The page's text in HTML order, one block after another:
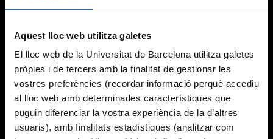
Aquest lloc web utilitza galetes
El lloc web de la Universitat de Barcelona utilitza galetes
pròpies i de tercers amb la finalitat de gestionar les
vostres preferències (recordar informació perquè accediu
al lloc web amb determinades característiques que
puguin diferenciar la vostra experiència de la d’altres
usuaris), amb finalitats estadístiques (analitzar com